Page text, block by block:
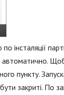
інсталяції
автоматично.
пункту.
закриті. По